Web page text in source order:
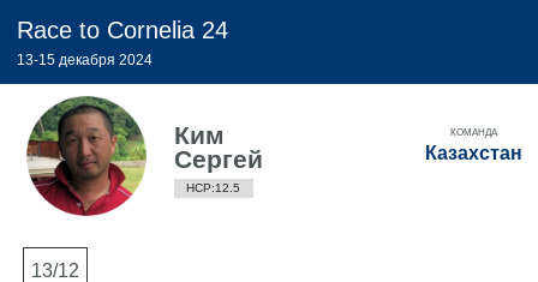
Race to Cornelia 24
13-15 декабря 2024
Ким
Сергей
HCP:12.5
КОМАНДА
Казахстан
13/12